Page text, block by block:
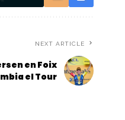
NEXT ARTICLE
en Foix
el Tour